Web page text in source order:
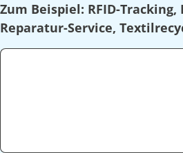
Zum Beispiel: RFID-
Reparatur-Service,